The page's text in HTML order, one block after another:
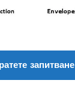
запитване